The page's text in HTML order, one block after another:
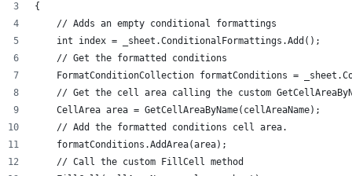
{
    // Adds an empty conditional formattings
    int index = _sheet.ConditionalFormattings.Add();
    // Get the formatted conditions
FormatConditionCollection formatConditions =
// Get the cell area calling the custom
    CellArea area = GetCellAreaByName(cellAreaName);
    // Add the formatted conditions cell area.
    formatConditions.AddArea(area);
    // Call the custom FillCell method